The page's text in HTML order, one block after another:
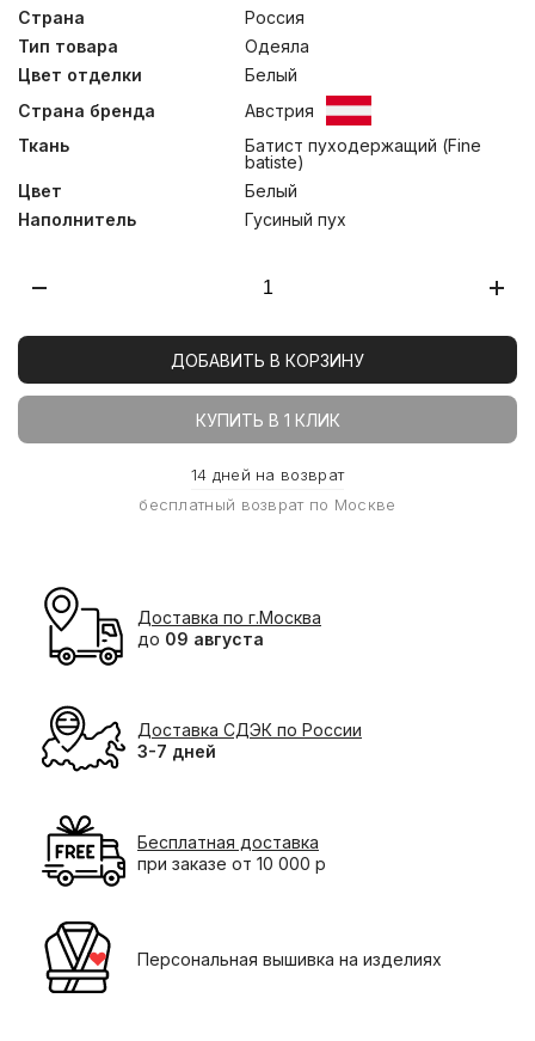
Страна
Россия
Тип товара
Одеяла
Цвет отделки
Белый
Страна бренда
Австрия
Ткань
Батист пуходержащий (Fine
batiste)
Цвет
Белый
Наполнитель
Гусиный пух
ДОБАВИТЬ В КОРЗИНУ
КУПИТЬ В 1 КЛИК
14 дней на возврат
бесплатный возврат по Москве
Доставка по г.Москва
до 09 августа
Доставка СДЭК по России
3-7 дней
Бесплатная доставка
при заказе от 10 000 р
Персональная вышивка на изделиях